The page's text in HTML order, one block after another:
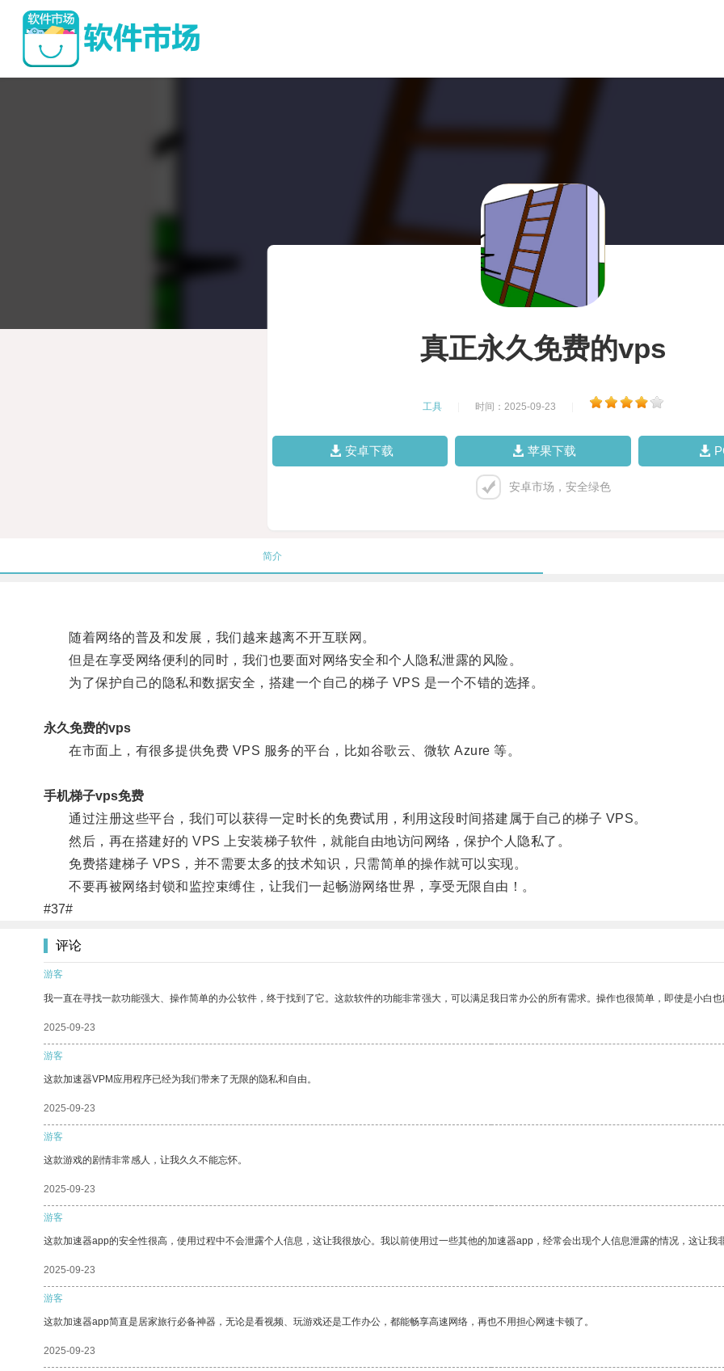
真正永久免费的vps
工具 时间：2025-09-23
安卓下载 苹果下载
安卓市场，安全绿色
简介
随着网络的普及和发展，我们越来越离不开互联网。
但是在享受网络便利的同时，我们也要面对网络安全和个人隐私泄露的风险。
为了保护自己的隐私和数据安全，搭建一个自己的梯子 VPS 是一个不错的选择。
永久免费的vps
在市面上，有很多提供免费 VPS 服务的平台，比如谷歌云、微软 Azure 等。
手机梯子vps免费
通过注册这些平台，我们可以获得一定时长的免费试用，利用这段时间搭建属于自己的梯子 VPS。
然后，再在搭建好的 VPS 上安装梯子软件，就能自由地访问网络，保护个人隐私了。
免费搭建梯子 VPS，并不需要太多的技术知识，只需简单的操作就可以实现。
不要再被网络封锁和监控束缚住，让我们一起畅游网络世界，享受无限自由！。
#37#
评论
游客
我一直在寻找一款功能强大、操作简单的办公软件，终于找到了它。这款软件的功能非常强大，可以满足我日常办公的所有需求。操作也很简单，即使是小白也
2025-09-23
游客
这款加速器VPM应用程序已经为我们带来了无限的隐私和自由。
2025-09-23
游客
这款游戏的剧情非常感人，让我久久不能忘怀。
2025-09-23
游客
这款加速器app的安全性很高，使用过程中不会泄露个人信息，这让我很放心。我以前使用过一些其他的加速器app，经常会出现个人信息泄露的情况，这让我
2025-09-23
游客
这款加速器app简直是居家旅行必备神器，无论是看视频、玩游戏还是工作办公，都能畅享高速网络，再也不用担心网速卡顿了。
2025-09-23